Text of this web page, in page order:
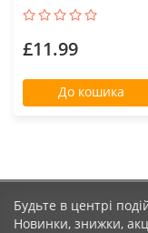
£11.99
До кошика
Будьте в центрі
Новинки, знижки,